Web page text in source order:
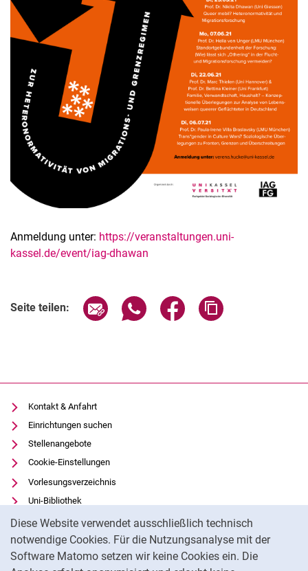
Diese Website verwendet ausschließlich technisch
notwendige Cookies. Für die Nutzungsanalyse mit der
Software Matomo setzen wir keine Cookies ein. Die
Anmeldung unter: https://veranstaltungen.uni-
kassel.de/event/iag-dhawan
Seite teilen: Seite über E-Mail teilen
Seite über WhatsApp teilen
Seite über Facebook
Kontakt & Anfahrt
Einrichtungen suchen
Stellenangebote
Cookie-Einstellungen
Vorlesungsverzeichnis
Uni-Bibliothek
Moodle
Panopto
Datenschutz